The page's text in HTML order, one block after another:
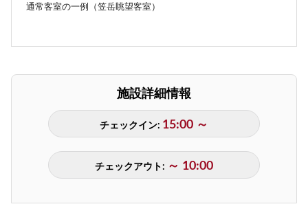
通常客室の一例（笠岳眺望客室）
施設詳細情報
チェックイン: 15:00 ～
チェックアウト: ～ 10:00